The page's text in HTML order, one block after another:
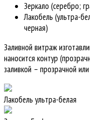
Зеркало (серебро;
Лакобель (ультра-
черная)
Заливной витраж
наносится контур
заливкой – прозрачной
Лакобель ультра-белая